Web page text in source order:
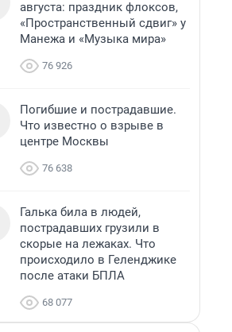
августа: праздник флоксов,
«Пространственный сдвиг» у
Манежа и «Музыка мира»
76 926
Погибшие и пострадавшие.
Что известно о взрыве в
центре Москвы
76 638
Галька била в людей,
пострадавших грузили в
скорые на лежаках. Что
происходило в Геленджике
после атаки БПЛА
68 077